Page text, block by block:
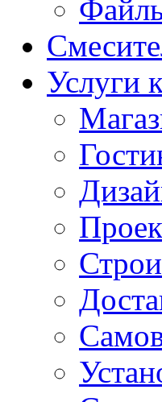
Услуги